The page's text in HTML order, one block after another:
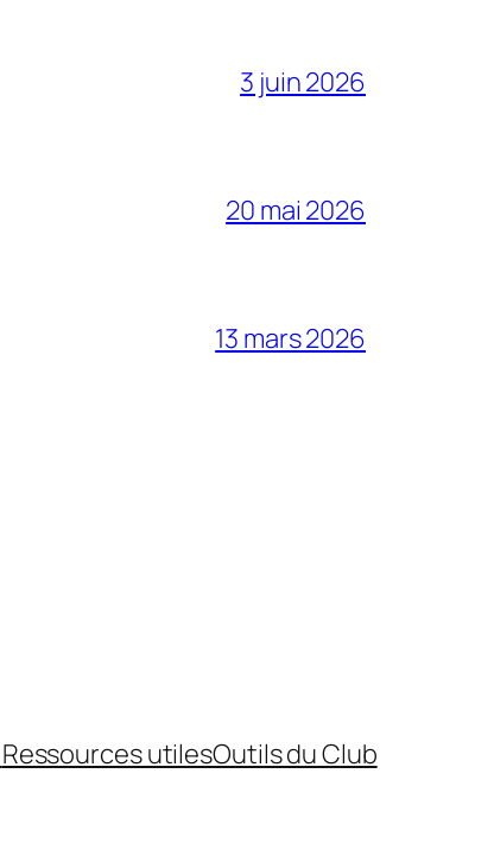
3 juin 2026
20 mai 2026
13 mars 2026
Ressources utilesOutils du Club